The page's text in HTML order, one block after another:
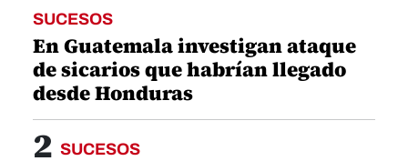
SUCESOS
En Guatemala investigan ataque
de sicarios que habrían llegado
desde Honduras
2 SUCESOS